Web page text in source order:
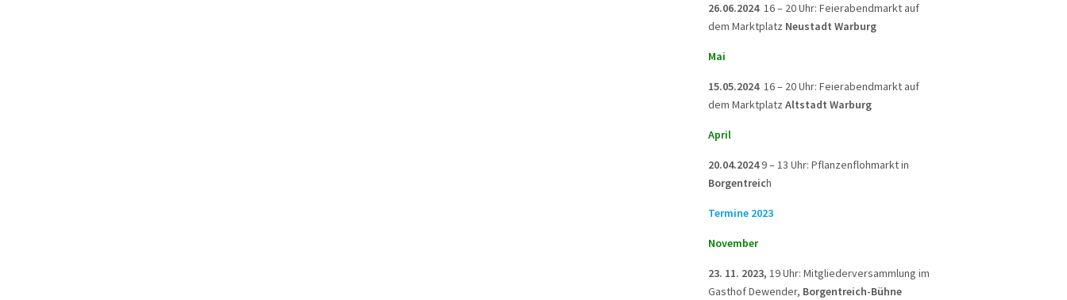
26.06.2024 16 – 20 Uhr: Feierabendmarkt auf
dem Marktplatz Neustadt Warburg
Mai
15.05.2024 16 – 20 Uhr: Feierabendmarkt auf
dem Marktplatz Altstadt Warburg
April
20.04.20249 – 13 Uhr: Pflanzenflohmarkt in
Borgentreich
Termine 2023
November
23. 11. 2023, 19 Uhr: Mitgliederversammlung im
Gasthof Dewender, Borgentreich-Bühne